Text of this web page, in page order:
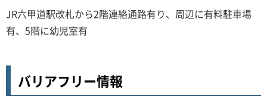
JR六甲道駅改札から2階連絡通路有り、周辺に有料駐車場
有、5階に幼児室有
バリアフリー情報